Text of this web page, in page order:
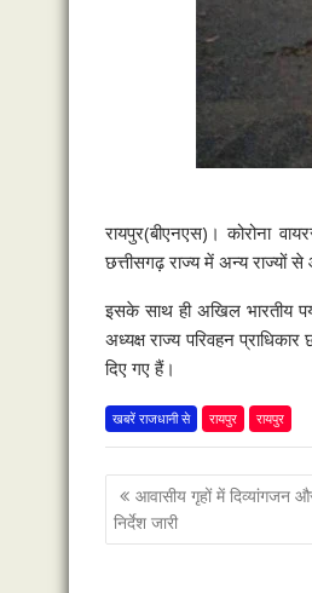
रायपुर(बीएनएस) । कोरोना
छत्तीसगढ़ राज्य में अन्य राज्यों
इसके साथ ही अखिल भारतीय
अध्यक्ष राज्य परिवहन
दिए गए हैं।
खबरें राजधानी से रायपुर रायपुर
पोस्ट
नेविगेशन
आवासीय गृहों में दिव्यांगजन
निर्देश जारी